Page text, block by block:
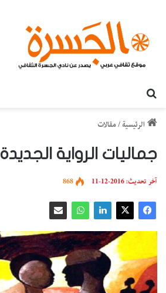
الرئيسية /مقالات
جماليات الرواية الجديدة
آخر تحديث: 2016-12-11 868